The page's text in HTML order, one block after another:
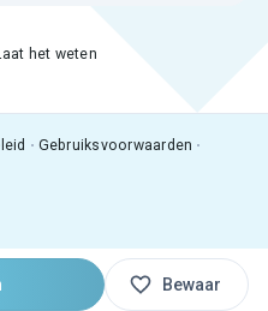
Bewaar
het weten
Gebruiksvoorwaarden